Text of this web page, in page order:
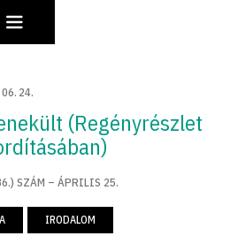
06. 24.
(Regényrészlet
SZÁM – ÁPRILIS 25.
IRODALOM